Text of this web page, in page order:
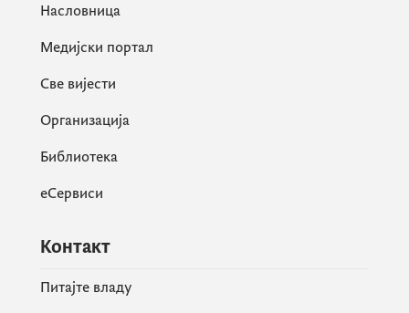
Насловница
Медијски портал
Све вијести
Организација
Библиотека
еСервиси
Контакт
Питајте владу